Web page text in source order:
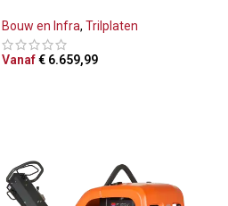
Bouw en Infra, Trilplaten
Vanaf €6.659,99